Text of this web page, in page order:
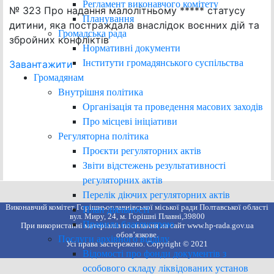
Регламент виконавчого комітету
Планування
Громадська рада
Нормативні документи
Інститути громадянського суспільства
Громадянам
Внутрішня політика
Організація та проведення масових заходів
Про місцеві ініціативи
Регуляторна політика
Проєкти регуляторних актів
Звіти відстежень результативності
регуляторних актів
Перелік діючих регуляторних актів
План діяльності
Правила благоустрою
Послуги архівного відділу
Відомості про фонди документів з
особового складу ліквідованих установ
№ 323 Про надання малолітньому ***** статусу
дитини, яка постраждала внаслідок воєнних дій та
збройних конфліктів
Завантажити
Виконавчий комітет Горішньоплавнівської міської ради Полтавської області
вул. Миру, 24, м. Горішні Плавні,39800
При використанні матеріалів посилання на сайт www.hp-rada.gov.ua
обов’язкове.
Усі права застережено. Copyright © 2021